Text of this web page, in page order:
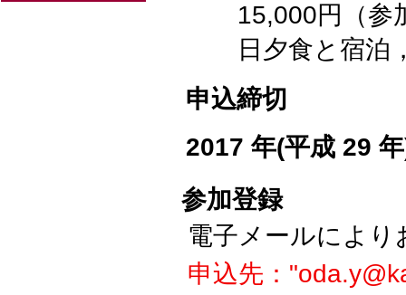
15,000円（参
日夕食と宿泊
申込締切
2017 年(平成 29
参加登録
電子メールによ
申込先：